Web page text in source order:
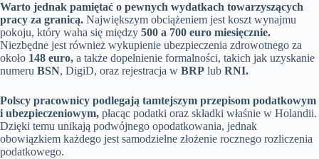
Warto jednak pamiętać o pewnych wydatkach towarzyszących
pracy za granicą. Największym obciążeniem jest koszt wynajmu
pokoju, który waha się między 500 a 700 euro miesięcznie.
Niezbędne jest również wykupienie ubezpieczenia zdrowotnego za
około 148 euro, a także dopełnienie formalności, takich jak uzyskanie
numeru BSN, DigiD, oraz rejestracja w BRP lub RNI.
Polscy pracownicy podlegają tamtejszym przepisom podatkowym
i ubezpieczeniowym, płacąc podatki oraz składki właśnie w Holandii.
Dzięki temu unikają podwójnego opodatkowania, jednak
obowiązkiem każdego jest samodzielne złożenie rocznego rozliczenia
podatkowego.